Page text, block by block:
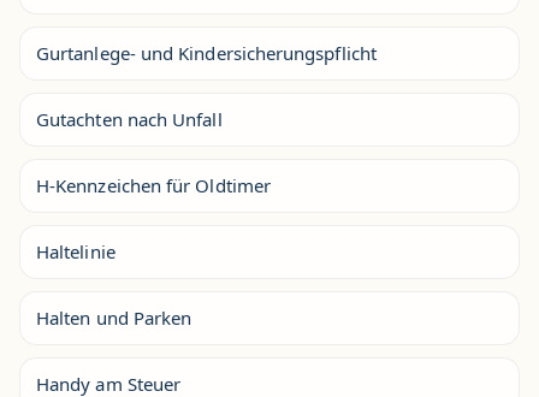
Gurtanlege- und Kindersicherungspflicht
Gutachten nach Unfall
H-Kennzeichen für Oldtimer
Haltelinie
Halten und Parken
Handy am Steuer